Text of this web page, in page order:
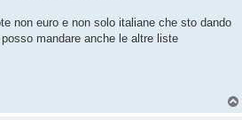
non euro e non solo italiane che sto dando
mandare anche le altre liste